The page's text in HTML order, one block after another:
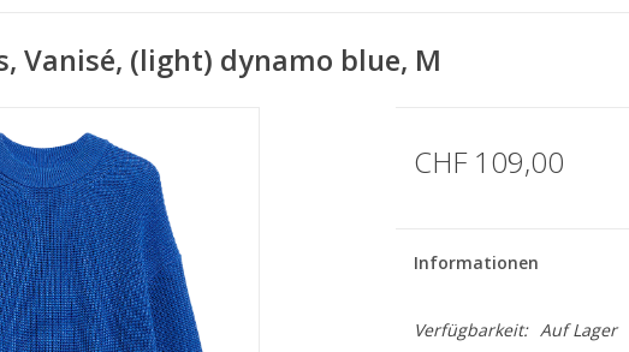
Vanisé, (light) dynamo blue, M
CHF 109,00
Informationen
Verfügbarkeit: Auf Lager